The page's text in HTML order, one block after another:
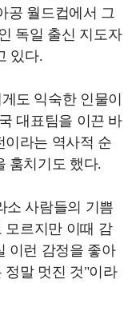
공 월드컵에서 그
독일 출신 지도자
있다.
도 익숙한 인물이
대표팀을 이끈 바
이라는 역사적 순
훔치기도 했다.
소 사람들의 기쁨
모르지만 이때 감
이런 감정을 좋아
정말 멋진 것"이라